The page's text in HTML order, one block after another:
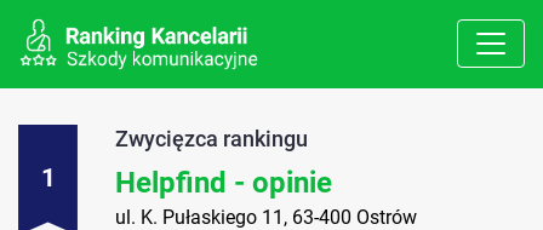
1
Zwycięzca rankingu
Helpfind - opinie
ul. K. Pułaskiego 11, 63-400 Ostrów